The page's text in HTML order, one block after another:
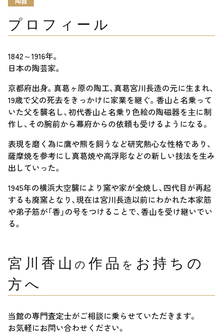
プロフィール
1842～1916年。
日本の陶芸家。
京都府出身。真葛ヶ原の陶工、真葛宮川長造の元に生まれ、
19歳で父の死去をきっかけに家業を継ぐ。香山と名乗って
いた父を襲名し、初代香山と名乗り色絵の陶磁器を主に制
作し、その腕前から幕府からの依頼も受けるようになる。
表現を磨く為に鷹や熊を飼うなど研究熱心な性格であり、
薩摩焼を参考にし真葛焼や高浮彫などの新しい技法を生み
出していった。
1945年の横浜大空襲により窯や家が全焼し、四代目が再起
するも廃窯となり、現在は宮川長造以前にわかれた本家筋
や弟子筋が「香」の号をつけることで、香山を受け継いでい
る。
宮川香山の作品 を お持ちの
方へ
当館の専門査定士がご相談に乗らせていただきます。
お気軽にお問い合わせください。